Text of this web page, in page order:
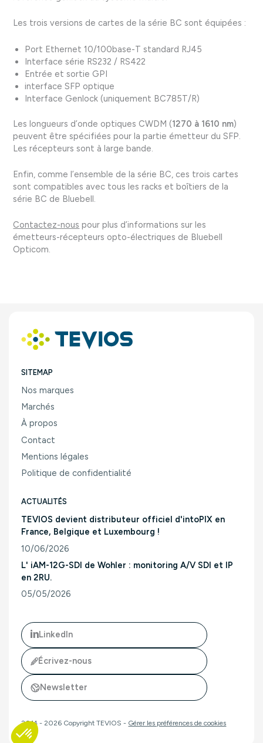
Les trois versions de cartes de la série BC sont équipées :
Port Ethernet 10/100base-T standard RJ45
Interface série RS232 / RS422
Entrée et sortie GPI
interface SFP optique
Interface Genlock (uniquement BC785T/R)
Les longueurs d’onde optiques CWDM (1270 à 1610 nm)
peuvent être spécifiées pour la partie émetteur du SFP.
Les récepteurs sont à large bande.
Enfin, comme l’ensemble de la série BC, ces trois cartes
sont compatibles avec tous les racks et boîtiers de la
série BC de Bluebell.
Contactez-nous pour plus d’informations sur les
émetteurs-récepteurs opto-électriques de Bluebell
Opticom.
SITEMAP
Nos marques
Marchés
À propos
Contact
Mentions légales
Politique de confidentialité
ACTUALITÉS
TEVIOS devient distributeur officiel d'intoPIX en
France, Belgique et Luxembourg !
10/06/2026
Consulter l'article "TEVIOS devient distributeur officiel
L' iAM-12G-SDI de Wohler : monitoring A/V SDI et IP
en 2RU.
05/05/2026
LinkedIn
Écrivez-nous
Newsletter
2014 - 2026 Copyright TEVIOS - Gérer les préférences de cookies